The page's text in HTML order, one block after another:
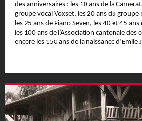
des anniversaires : les 10 ans de la
groupe vocal Voxset, les 20 ans du groupe
les 25 ans de Piano Seven, les 40 et 45
les 100 ans de l’Association cantonale des
encore les 150 ans de la naissance d’Emile